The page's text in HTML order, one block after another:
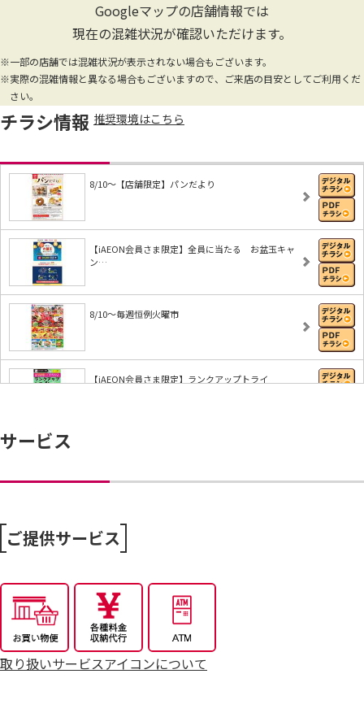
Googleマップの店舗情報では
現在の混雑状況が確認いただけます。
※一部の店舗では混雑状況が表示されない場合もございます。
※実際の混雑情報と異なる場合もございますので、ご来店の目安としてご利用くだ
さい。
チラシ情報 推奨環境はこちら
8/10～【店舗限定】パンだより
【iAEON会員さま限定】全員に当たる お盆玉キャ
ン…
8/10～毎週恒例火曜市
【iAEON会員さま限定】ランクアップトライ
サービス
ご提供サービス
取り扱いサービスアイコンについて